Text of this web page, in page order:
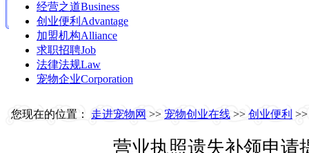
经营之道Business
创业便利 Advantage
加盟机构Alliance
求职招聘Job
法律法规Law
宠物企业Corporation
您现在的位置： 走进宠物网 >> 宠物创业在线 >> 创业便利
营业执照遗失补领申请